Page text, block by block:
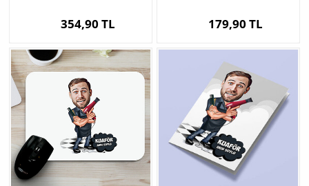
354,90 TL 179,90 TL